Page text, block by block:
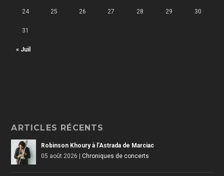
« Juil
24 25 26 27 28 29 30
31
ARTICLES RÉCENTS
Robinson Khoury à l’Astrada de Marciac
05 août 2026 |Chroniques de concerts